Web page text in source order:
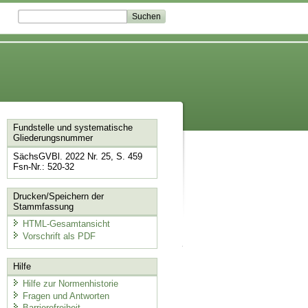
Fundstelle und systematische
Gliederungsnummer
SächsGVBl. 2022 Nr. 25, S. 459
Fsn-Nr.: 520-32
Drucken/Speichern der
Stammfassung
HTML-Gesamtansicht
Vorschrift als PDF
Hilfe
Hilfe zur Normenhistorie
Fragen und Antworten